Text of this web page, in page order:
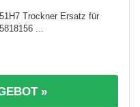
Trockner Ersatz für
...
»